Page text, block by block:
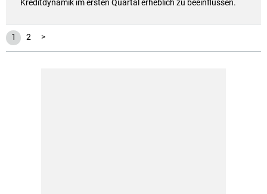
Kreditdynamik im ersten Quartal erheblich zu beeinflussen.
1 2 >